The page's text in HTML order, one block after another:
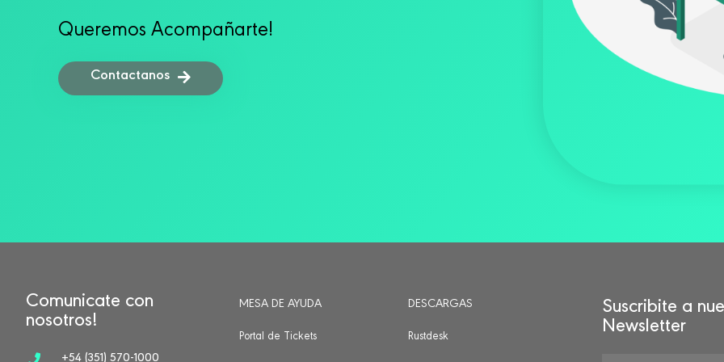
Queremos Acompañarte!
Contactanos
Comunicate con
nosotros!
+54 (351) 570-1000
MESA DE AYUDA
Portal de Tickets
DESCARGAS
Rustdesk
Suscribite a
Newsletter